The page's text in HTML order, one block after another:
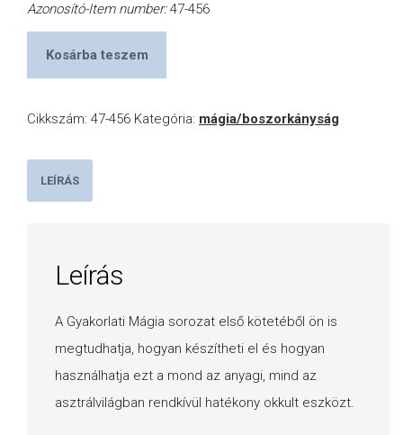
Azonosító-Item number:47-456
Kosárba teszem
Cikkszám: 47-456 Kategória: mágia/boszorkányság
LEÍRÁS
Leírás
A Gyakorlati Mágia sorozat első kötetéből ön is
megtudhatja, hogyan készítheti el és hogyan
használhatja ezt a mond az anyagi, mind az
asztrálvilágban rendkívül hatékony okkult eszközt.